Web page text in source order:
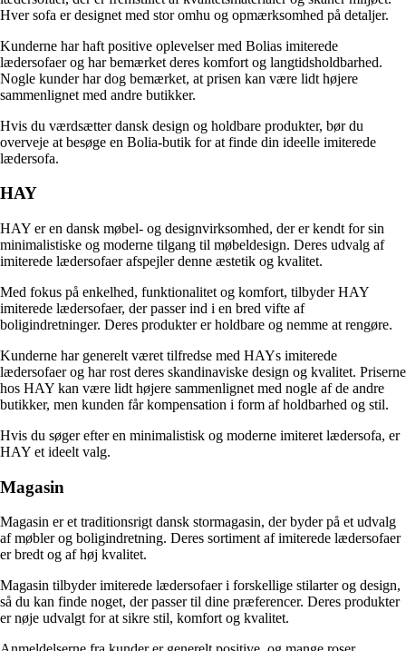
Hver sofa er designet med stor omhu og opmærksomhed på detaljer.
Kunderne har haft positive oplevelser med Bolias imiterede
lædersofaer og har bemærket deres komfort og langtidsholdbarhed.
Nogle kunder har dog bemærket, at prisen kan være lidt højere
sammenlignet med andre butikker.
Hvis du værdsætter dansk design og holdbare produkter, bør du
overveje at besøge en Bolia-butik for at finde din ideelle imiterede
lædersofa.
HAY
HAY er en dansk møbel- og designvirksomhed, der er kendt for sin
minimalistiske og moderne tilgang til møbeldesign. Deres udvalg af
imiterede lædersofaer afspejler denne æstetik og kvalitet.
Med fokus på enkelhed, funktionalitet og komfort, tilbyder HAY
imiterede lædersofaer, der passer ind i en bred vifte af
boligindretninger. Deres produkter er holdbare og nemme at rengøre.
Kunderne har generelt været tilfredse med HAYs imiterede
lædersofaer og har rost deres skandinaviske design og kvalitet. Priserne
hos HAY kan være lidt højere sammenlignet med nogle af de andre
butikker, men kunden får kompensation i form af holdbarhed og stil.
Hvis du søger efter en minimalistisk og moderne imiteret lædersofa, er
HAY et ideelt valg.
Magasin
Magasin er et traditionsrigt dansk stormagasin, der byder på et udvalg
af møbler og boligindretning. Deres sortiment af imiterede lædersofaer
er bredt og af høj kvalitet.
Magasin tilbyder imiterede lædersofaer i forskellige stilarter og design,
så du kan finde noget, der passer til dine præferencer. Deres produkter
er nøje udvalgt for at sikre stil, komfort og kvalitet.